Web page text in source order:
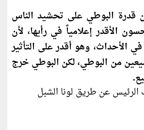
قدرة البوطي على تحشيد الناس
الأقدر إعلامياً في رأيها، لأن
الأحداث، وهو أقدر على التأثير
من البوطي، لكن البوطي خرج
عن طريق لونا الشبل